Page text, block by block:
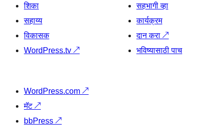
शिका
सहाय्य
विकासक
WordPress.tv ↗
सहभागी व्हा
कार्यक्रम
दान करा ↗
भविष्यासाठी पाच
WordPress.com ↗
मॅट↗
bbPress ↗